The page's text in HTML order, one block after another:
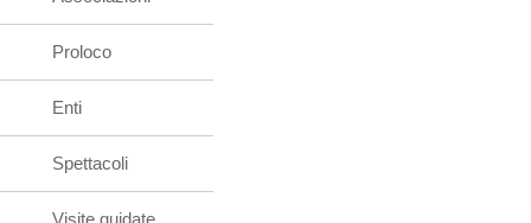
Proloco
Enti
Spettacoli
Visite guidate